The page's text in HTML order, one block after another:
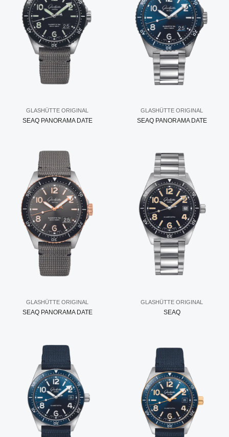
GLASHÜTTE ORIGINAL
SEAQ PANORAMA DATE
GLASHÜTTE ORIGINAL
SEAQ PANORAMA DATE
GLASHÜTTE ORIGINAL
SEAQ PANORAMA DATE
GLASHÜTTE ORIGINAL
SEAQ